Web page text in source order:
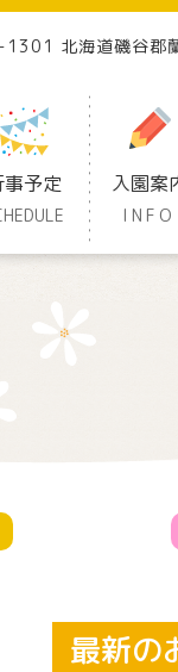
北海道磯谷郡
事予定 入園案
INFO
最新の